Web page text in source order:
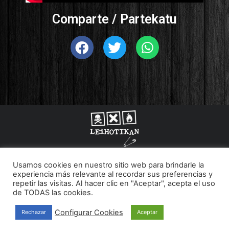
Comparte / Partekatu
Aviso legal
Política de Privacidad
Política de cookies
Usamos cookies en nuestro sitio web para brindarle la
experiencia más relevante al recordar sus preferencias y
repetir las visitas. Al hacer clic en "Aceptar", acepta el uso
de TODAS las cookies.
Rechazar Configurar Cookies Aceptar